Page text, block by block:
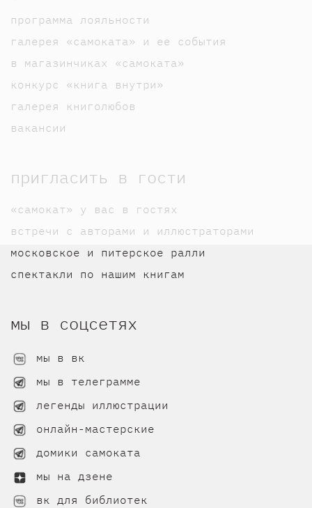
программа лояльности
галерея «самоката» и ее события
в магазинчиках «самоката»
конкурс «книга внутри»
галерея книголюбов
вакансии
пригласить в гости
«самокат» у вас в гостях
встречи с авторами и иллюстраторами
московское и питерское ралли
спектакли по нашим книгам
мы в соцсетях
мы в вк
мы в телеграмме
легенды иллюстрации
онлайн-мастерские
домики самоката
мы на дзене
вк для библиотек